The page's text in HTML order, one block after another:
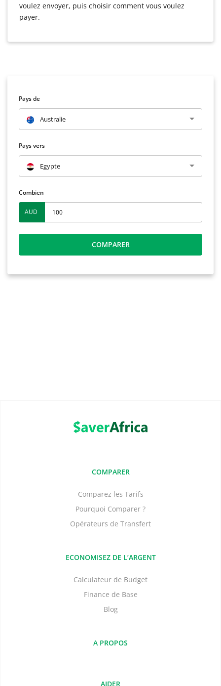
voulez envoyer, puis choisir comment vous voulez
payer.
Pays de
Australie
Pays vers
Egypte
Combien
AUD
COMPARER
COMPARER
Comparez les Tarifs
Pourquoi Comparer ?
Opérateurs de Transfert
ECONOMISEZ DE L’ARGENT
Calculateur de Budget
Finance de Base
Blog
A PROPOS
AIDER